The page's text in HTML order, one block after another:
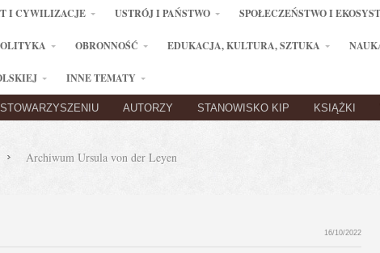
I CYWILIZACJE USTRÓJ I PAŃSTWO SPOŁECZEŃSTWO I
OBRONNOŚĆ EDUKACJA, KULTURA, SZTUKA
INNE TEMATY
AUTORZY STANOWISKO KIP KSIĄŻKI
Archiwum Ursula von der Leyen
16/10/2022